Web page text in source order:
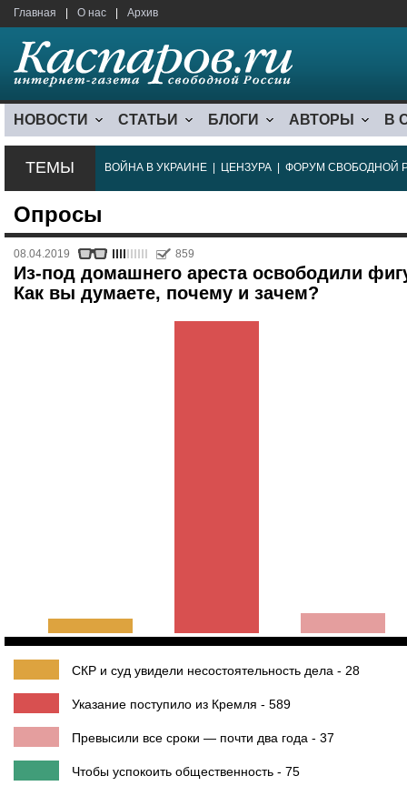
Главная О нас Архив
НОВОСТИ СТАТЬИ БЛОГИ АВТОРЫ В
ТЕМЫ ВОЙНА В УКРАИНЕ ЦЕНЗУРА ФОРУМ СВОБОДНОЙ
Опросы
08.04.2019 859
Из-под домашнего ареста освободили
Как вы думаете, почему и зачем?
СКР и суд увидели несостоятельность дела - 28
Указание поступило из Кремля - 589
Превысили все сроки — почти два года - 37
Чтобы успокоить общественность - 75